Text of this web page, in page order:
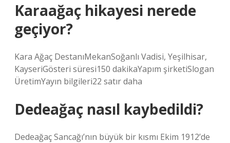
Karaağaç hikayesi nerede
geçiyor?
Kara Ağaç DestanıMekanSoğanlı Vadisi, Yeşilhisar,
KayseriGösteri süresi150 dakikaYapım şirketiSlogan
ÜretimYayın bilgileri22 satır daha
Dedeağaç nasıl kaybedildi?
Dedeağaç Sancağı’nın büyük bir kısmı Ekim 1912’de